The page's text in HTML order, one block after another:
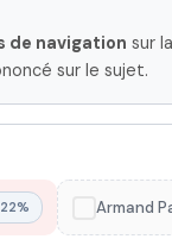
de navigation sur
sur le sujet.
Armand